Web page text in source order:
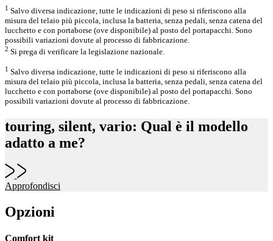
1 Salvo diversa indicazione, tutte le indicazioni di peso si riferiscono alla
misura del telaio più piccola, inclusa la batteria, senza pedali, senza catena del
lucchetto e con portaborse (ove disponibile) al posto del portapacchi. Sono
possibili variazioni dovute al processo di fabbricazione.
2 Si prega di verificare la legislazione nazionale.
1 Salvo diversa indicazione, tutte le indicazioni di peso si riferiscono alla
misura del telaio più piccola, inclusa la batteria, senza pedali, senza catena del
lucchetto e con portaborse (ove disponibile) al posto del portapacchi. Sono
possibili variazioni dovute al processo di fabbricazione.
touring, silent, vario: Qual è il modello
adatto a me?
Approfondisci
Opzioni
Comfort kit